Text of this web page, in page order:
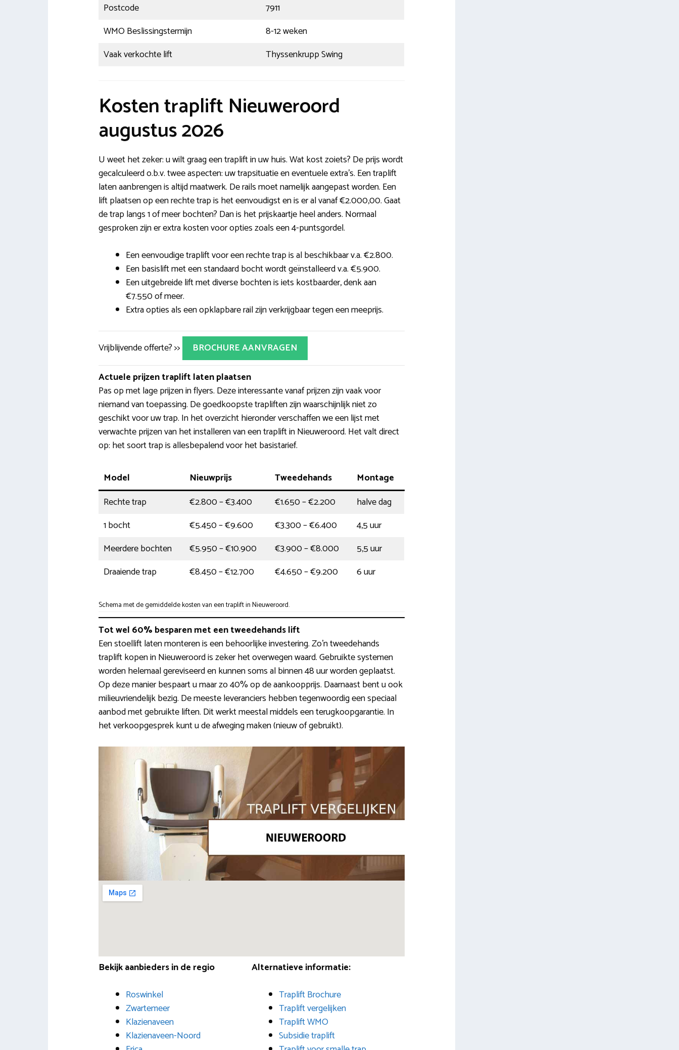
Postcode
7911
WMO Beslissingstermijn
8-12 weken
Vaak verkochte lift
Thyssenkrupp Swing
Kosten traplift Nieuweroord
augustus 2026
U weet het zeker: u wilt graag een traplift in uw huis. Wat kost zoiets? De prijs wordt
gecalculeerd o.b.v. twee aspecten: uw trapsituatie en eventuele extra’s. Een traplift
laten aanbrengen is altijd maatwerk. De rails moet namelijk aangepast worden. Een
lift plaatsen op een rechte trap is het eenvoudigst en is er al vanaf €2.000,00. Gaat
de trap langs 1 of meer bochten? Dan is het prijskaartje heel anders. Normaal
gesproken zijn er extra kosten voor opties zoals een 4-puntsgordel.
Een eenvoudige traplift voor een rechte trap is al beschikbaar v.a. €2.800.
Een basislift met een standaard bocht wordt geïnstalleerd v.a. €5.900.
Een uitgebreide lift met diverse bochten is iets kostbaarder, denk aan
€7.550 of meer.
Extra opties als een opklapbare rail zijn verkrijgbaar tegen een meeprijs.
Vrijblijvende offerte? >>
BROCHURE AANVRAGEN
Actuele prijzen traplift laten plaatsen
Pas op met lage prijzen in flyers. Deze interessante vanaf prijzen zijn vaak voor
niemand van toepassing. De goedkoopste trapliften zijn waarschijnlijk niet zo
geschikt voor uw trap. In het overzicht hieronder verschaffen we een lijst met
verwachte prijzen van het installeren van een traplift in Nieuweroord. Het valt direct
op: het soort trap is allesbepalend voor het basistarief.
Model Nieuwprijs Tweedehands
Montage
Rechte trap
€2.800 – €3.400 €1.650 – €2.200
halve dag
1 bocht
€5.450 – €9.600 €3.300 – €6.400
4,5 uur
Meerdere bochten
€5.950 – €10.900 €3.900 – €8.000
5,5 uur
Draaiende trap
€8.450 – €12.700 €4.650 – €9.200 6 uur
Schema met de gemiddelde kosten van een traplift in Nieuweroord.
Tot wel 60% besparen met een tweedehands lift
Een stoellift laten monteren is een behoorlijke investering. Zo’n tweedehands
traplift kopen in Nieuweroord is zeker het overwegen waard. Gebruikte systemen
worden helemaal gereviseerd en kunnen soms al binnen 48 uur worden geplaatst.
Op deze manier bespaart u maar zo 40% op de aankoopprijs. Daarnaast bent u ook
milieuvriendelijk bezig. De meeste leveranciers hebben tegenwoordig een speciaal
aanbod met gebruikte liften. Dit werkt meestal middels een terugkoopgarantie. In
het verkoopgesprek kunt u de afweging maken (nieuw of gebruikt).
Bekijk aanbieders in de regio
Roswinkel
Zwartemeer
Klazienaveen
Klazienaveen-Noord
Alternatieve informatie:
Traplift Brochure
Traplift vergelijken
Traplift WMO
Subsidie traplift